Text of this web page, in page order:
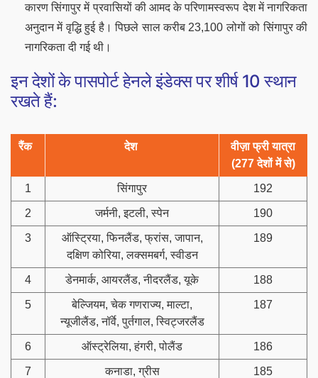
कारण सिंगापुर में प्रवासियों की आमद के परिणामस्वरूप देश में नागरिकता
अनुदान में वृद्धि हुई है। पिछले साल करीब 23,100 लोगों को सिंगापुर की
नागरिकता दी गई थी।
इन देशों के पासपोर्ट हेनले इंडेक्स पर शीर्ष 10 स्थान
रखते हैं:
रैंक देश
वीज़ा फ्री यात्रा
(277 देशों में से)
1 सिंगापुर 192
2 जर्मनी, इटली, स्पेन 190
3
ऑस्ट्रिया, फिनलैंड, फ्रांस, जापान,
दक्षिण कोरिया, लक्समबर्ग, स्वीडन
189
4 डेनमार्क, आयरलैंड, नीदरलैंड, यूके 188
5
बेल्जियम, चेक गणराज्य, माल्टा,
न्यूजीलैंड, नॉर्वे, पुर्तगाल, स्विट्जरलैंड
187
6 ऑस्ट्रेलिया, हंगरी, पोलैंड 186
7 कनाडा, ग्रीस 185